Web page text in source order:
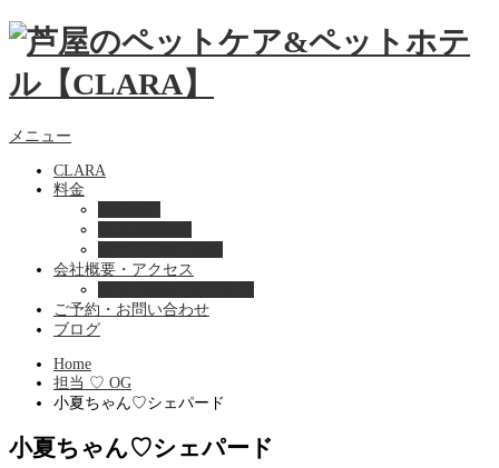
メニュー
CLARA
料金
会社概要・アクセス
ご予約・お問い合わせ
ブログ
Home
担当 ♡ OG
小夏ちゃん♡シェパード
小夏ちゃん♡シェパード